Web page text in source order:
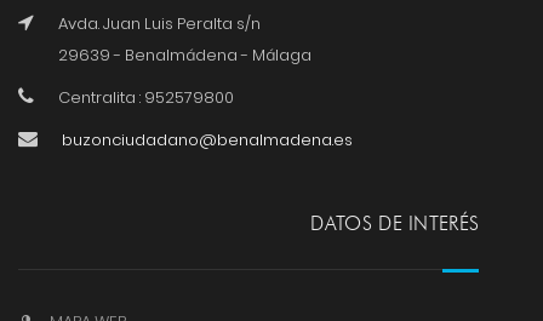
Avda. Juan Luis Peralta s/n
29639 - Benalmádena - Málaga
Centralita : 952579800
buzonciudadano@benalmadena.es
DATOS DE INTERÉS